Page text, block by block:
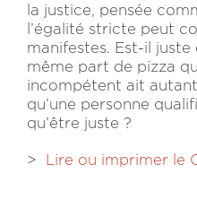
la justice, pensée
l’égalité stricte peut
manifestes. Est-il juste
même part de pizza
incompétent ait
qu’une personne
qu’être juste ?
> Lire ou imprimer le